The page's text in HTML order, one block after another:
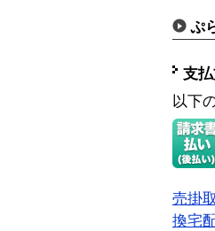
ぷ
支
以下
売掛
換宅